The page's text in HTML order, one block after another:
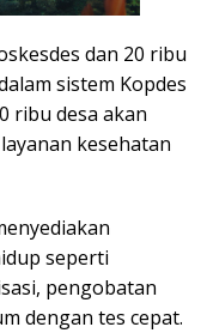
dan 20 ribu
sistem Kopdes
ribu desa akan
kesehatan
seperti
pengobatan
dengan tes cepat.